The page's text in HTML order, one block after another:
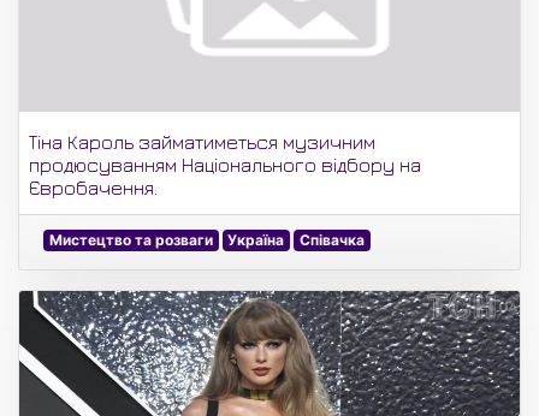
Тіна Кароль займатиметься музичним
продюсуванням Національного відбору на
Євробачення.
Мистецтво та розваги Україна Співачка